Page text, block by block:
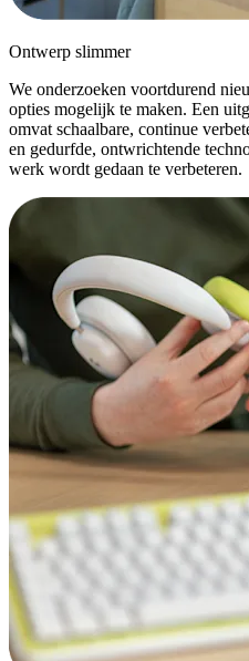
Ontwerp slimmer
We onderzoeken voortdurend
opties mogelijk te maken. Een
omvat schaalbare, continue
en gedurfde, ontwrichtende
werk wordt gedaan te verbeteren.